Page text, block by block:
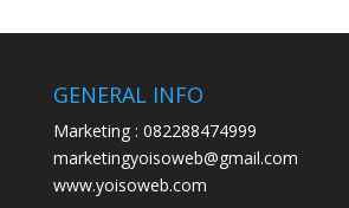
GENERAL INFO
Marketing : 082288474999
marketingyoisoweb@gmail.com
www.yoisoweb.com